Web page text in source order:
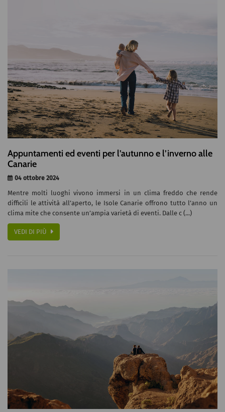
Appuntamenti ed eventi per l’autunno e l’inverno alle
Canarie
04 ottobre 2024
Mentre molti luoghi vivono immersi in un clima freddo che rende
difficili le attività all’aperto, le Isole Canarie offrono tutto l’anno un
clima mite che consente un’ampia varietà di eventi. Dalle c (...)
VEDI DI PIÙ